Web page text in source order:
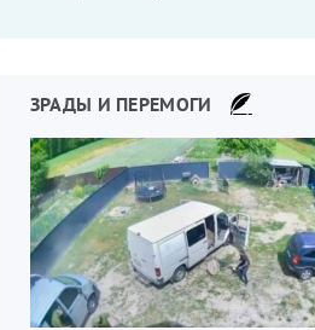
ЗРАДЫ И ПЕРЕМОГИ